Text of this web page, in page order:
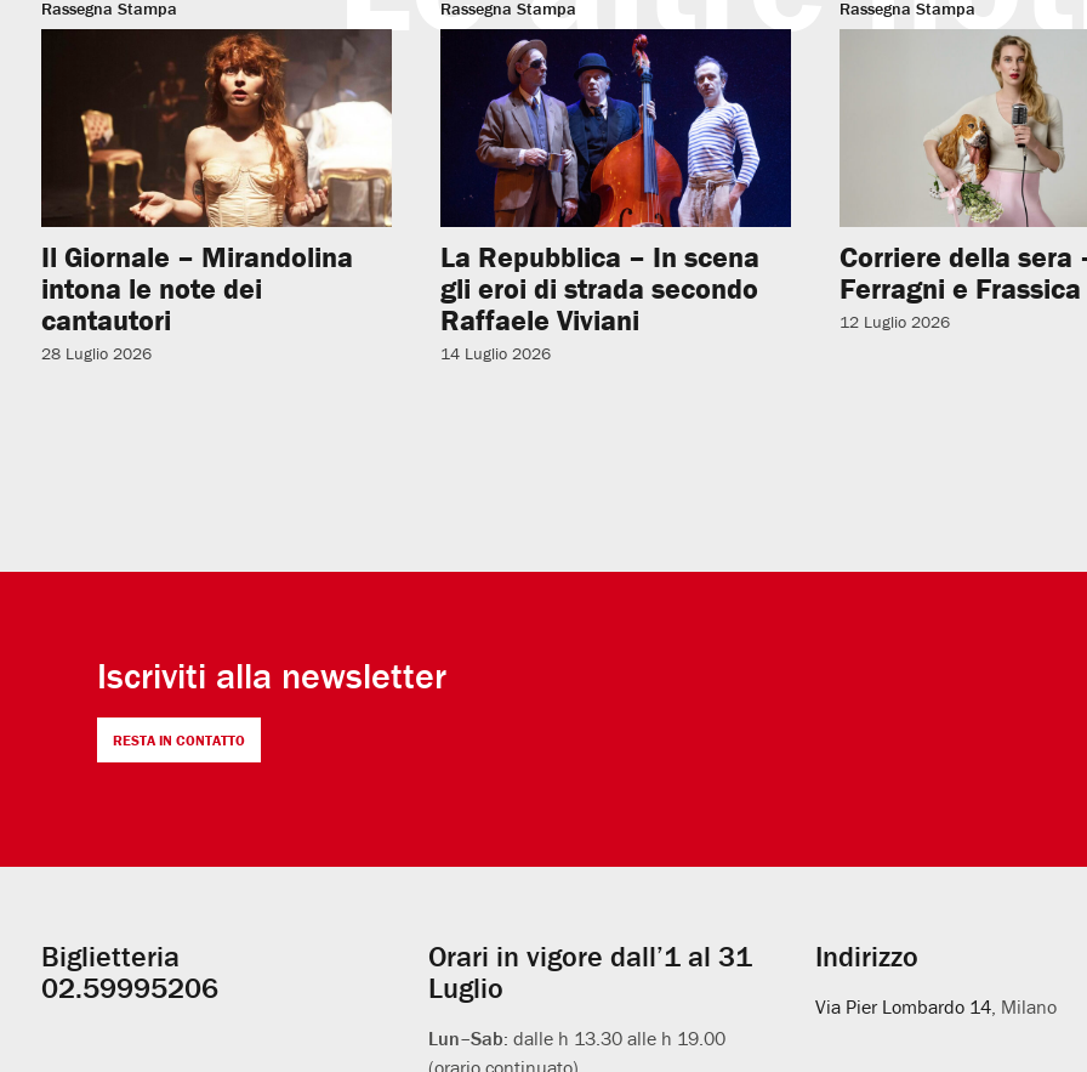
Rassegna Stampa
Il Giornale – Mirandolina
intona le note dei
cantautori
28 Luglio 2026
Rassegna Stampa
La Repubblica – In scena
gli eroi di strada secondo
Raffaele Viviani
14 Luglio 2026
Rassegna Stampa
Corriere della sera
Ferragni e Frassica
12 Luglio 2026
Iscriviti alla newsletter
RESTA IN CONTATTO
Informazioni
utili
Biglietteria
02.59995206
Orari in vigore dall’1 al 31
Luglio
Lun–Sab: dalle h 13.30 alle h 19.00
(orario continuato)
Indirizzo
Via Pier Lombardo 14 , Milano